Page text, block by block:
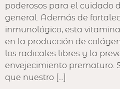
poderosos para el cuidado
general. Además de
inmunológico, esta
en la producción de
los radicales libres y la
envejecimiento prematuro.
que nuestro […]